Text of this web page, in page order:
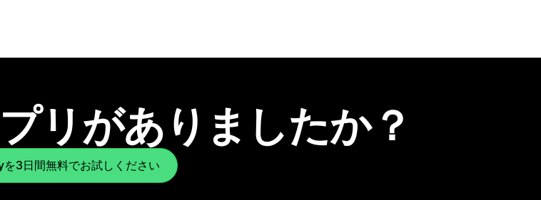
リがありましたか？
3日間無料でお試しください